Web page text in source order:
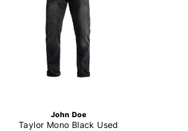
John Doe
Taylor Mono Black Used